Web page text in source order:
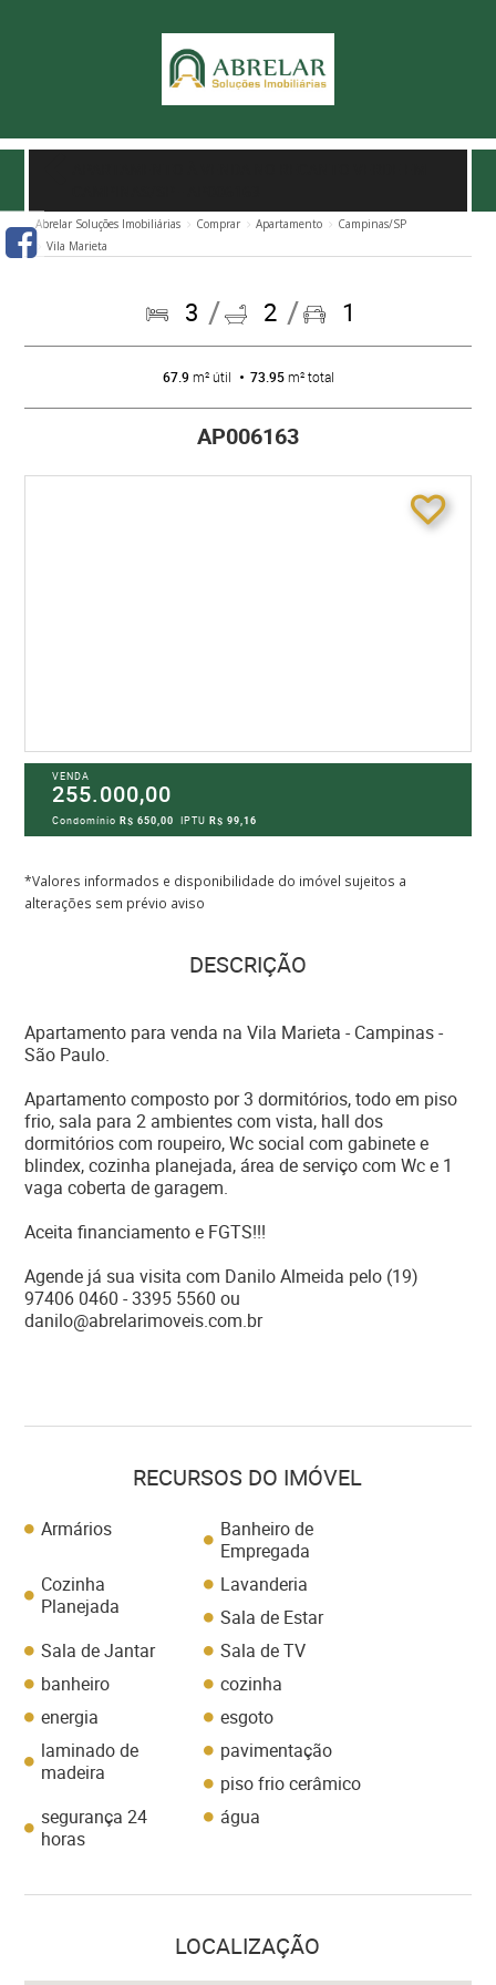
Abrelar Soluções Imobiliárias Comprar Apartamento
Campinas/SP
Vila Marieta
3 2 1
67.9 m² útil 73.95m² total
AP006163
VENDA
255.000,00
CondomínioR$ 650,00 IPTUR$ 99,16
*Valores informados e disponibilidade do imóvel sujeitos a
alterações sem prévio aviso
DESCRIÇÃO
Apartamento para venda na Vila Marieta - Campinas -
São Paulo.
Apartamento composto por 3 dormitórios, todo em piso
frio, sala para 2 ambientes com vista, hall dos
dormitórios com roupeiro, Wc social com gabinete e
blindex, cozinha planejada, área de serviço com Wc e 1
vaga coberta de garagem.
Aceita financiamento e FGTS!!!
Agende já sua visita com Danilo Almeida pelo (19)
97406 0460 - 3395 5560 ou
danilo@abrelarimoveis.com.br
RECURSOS DO IMÓVEL
Armários
Banheiro de
Empregada
Cozinha
Planejada
Lavanderia
Sala de Estar
Sala de Jantar
Sala de TV
banheiro
cozinha
energia
esgoto
laminado de
madeira
pavimentação
piso frio cerâmico
segurança 24
horas
água
LOCALIZAÇÃO